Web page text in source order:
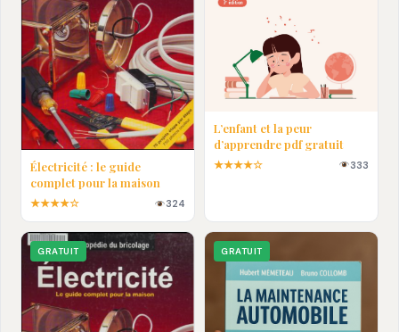
Électricité : le guide
complet pour la maison
★★★★☆ 324
L’enfant et la peur
d’apprendre pdf gratuit
★★★★☆ 333
GRATUIT GRATUIT